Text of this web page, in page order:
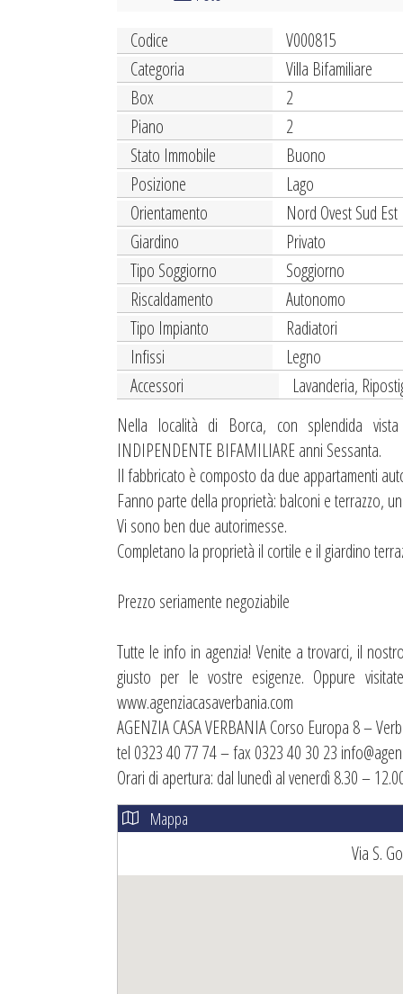
Codice
V000815
Categoria
Villa Bifamiliare
Box
2
Piano
2
Stato Immobile
Buono
Posizione
Lago
Orientamento
Nord Ovest Sud Est
Giardino
Privato
Tipo Soggiorno
Soggiorno
Riscaldamento
Autonomo
Tipo Impianto
Radiatori
Infissi
Legno
Accessori
Lavanderia,
Nella località di Borca, con splendida
INDIPENDENTE BIFAMILIARE anni Sessanta.
Il fabbricato è composto da due appartamenti
Fanno parte della proprietà: balconi e terrazzo,
Vi sono ben due autorimesse.
Completano la proprietà il cortile e il giardino
Prezzo seriamente negoziabile
Tutte le info in agenzia! Venite a trovarci, il
giusto per le vostre esigenze. Oppure
www.agenziacasaverbania.com
AGENZIA CASA VERBANIA Corso Europa 8 –
tel 0323 40 77 74 – fax 0323 40 30 23
Orari di apertura: dal lunedì al venerdì 8.30 –
Mappa
Via S.